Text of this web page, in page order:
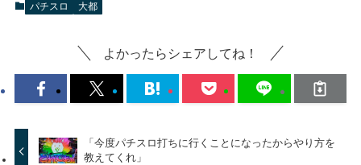
パチスロ 大都
よかったらシェアしてね！
「今度パチスロ打ちに行くことになったからやり方を
教えてくれ」